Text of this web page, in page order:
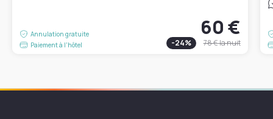
Annulation gratuite
Paiement à l'hôtel
60 €
-24% 78 €la nuit